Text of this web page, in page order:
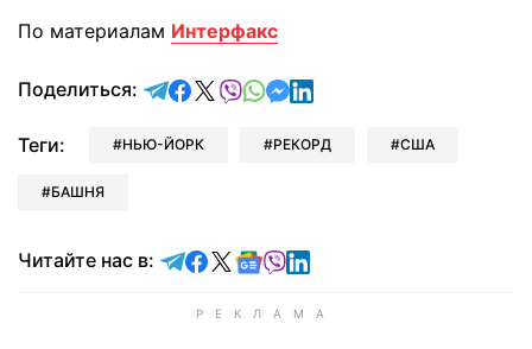
По материалам Интерфакс
Поделиться: отправить в Telegram
поделиться в Facebook
поделиться в X
отправить в Viber
отправить в Whatsapp
отправить в Messenger
отправить в LinkedIn
Теги: НЬЮ-ЙОРК РЕКОРД США
БАШНЯ
Читайте нас в: Читайте в Telegram
Читайте в Facebook
Читайте в X
Читайте в Google news
Читайте в Viber
Читайте в LinkedIn